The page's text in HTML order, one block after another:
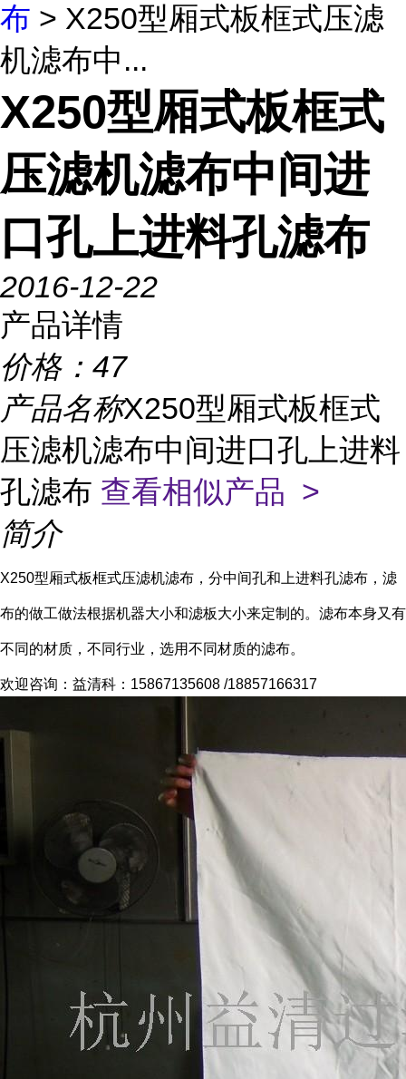
布 > X250型厢式板框式压滤
机滤布中...
X250型厢式板框式
压滤机滤布中间进
口孔上进料孔滤布
2016-12-22
产品详情
价格： 47
产品名称X250型厢式板框式
压滤机滤布中间进口孔上进料
孔滤布 查看相似产品 >
简介
X250型厢式板框式压滤机滤布，分中间孔和上进料孔滤布， 滤
布的做工做法根据机器大小和滤板大小来定制的。滤布本身又有
不同的材质，不同行业，选用不同材质的滤布。
欢迎咨询：益清科：15867135608 /18857166317